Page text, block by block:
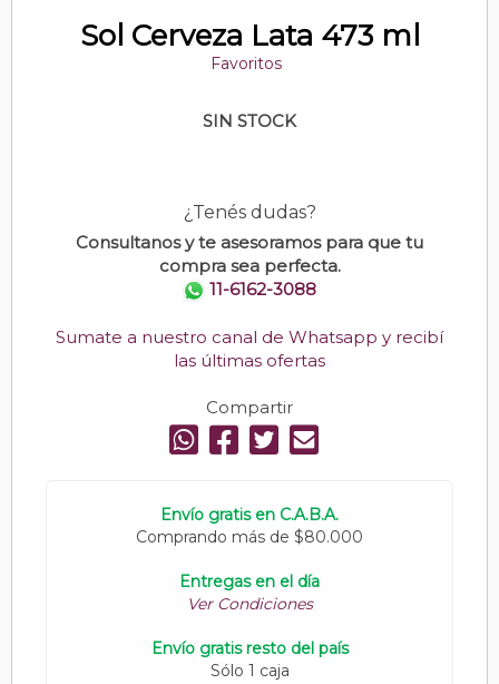
Sol Cerveza Lata 473 ml
Favoritos
SIN STOCK
¿Tenés dudas?
Consultanos y te asesoramos para que tu
compra sea perfecta.
11-6162-3088
Sumate a nuestro canal de Whatsapp y recibí
las últimas ofertas
Compartir
Envío gratis en C.A.B.A.
Comprando más de $80.000
Entregas en el día
Ver Condiciones
Envío gratis resto del país
Sólo 1 caja